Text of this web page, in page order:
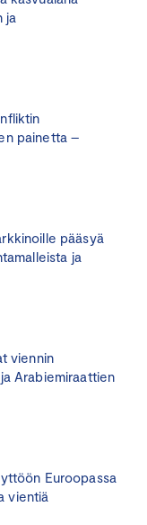
ja
painetta –
pääsyä
ja
viennin
Arabiemiraattien
Euroopassa
vientiä